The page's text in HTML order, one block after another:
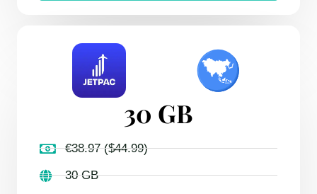
30 GB
€38.97 ($44.99)
30 GB